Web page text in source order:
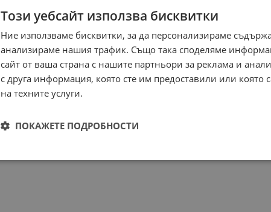
Този уебсайт използва бисквитки
Ние използваме бисквитки, за да персонализираме
анализираме нашия трафик. Също така споделяме
сайт от ваша страна с нашите партньори за реклама и
с друга информация, която сте им предоставили или която
на техните услуги.
ПОКАЖЕТЕ ПОДРОБНОСТИ